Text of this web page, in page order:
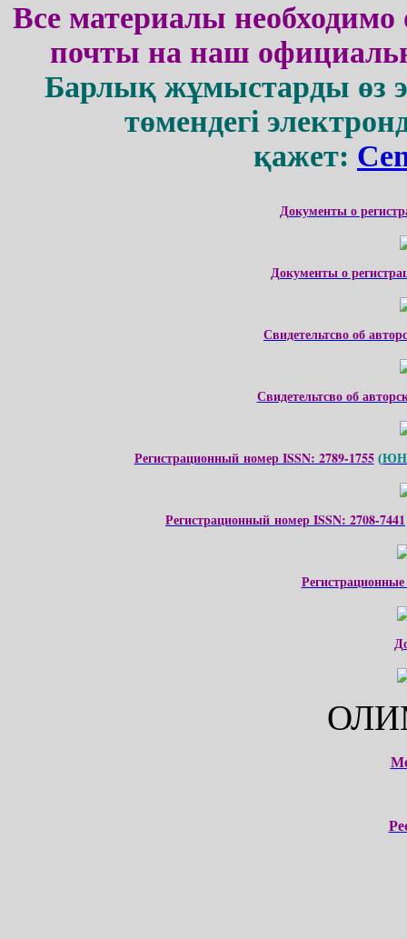
Все материалы необходимо
почты на наш
Барлық жұмыстарды өз
төмендегі
қажет:
Документы о
Документы о
Свидетельтсво об
Свидетельтсво об
Регистрационный номер ISSN: 2789-1755 (
Регистрационный номер ISSN: 2708-7441